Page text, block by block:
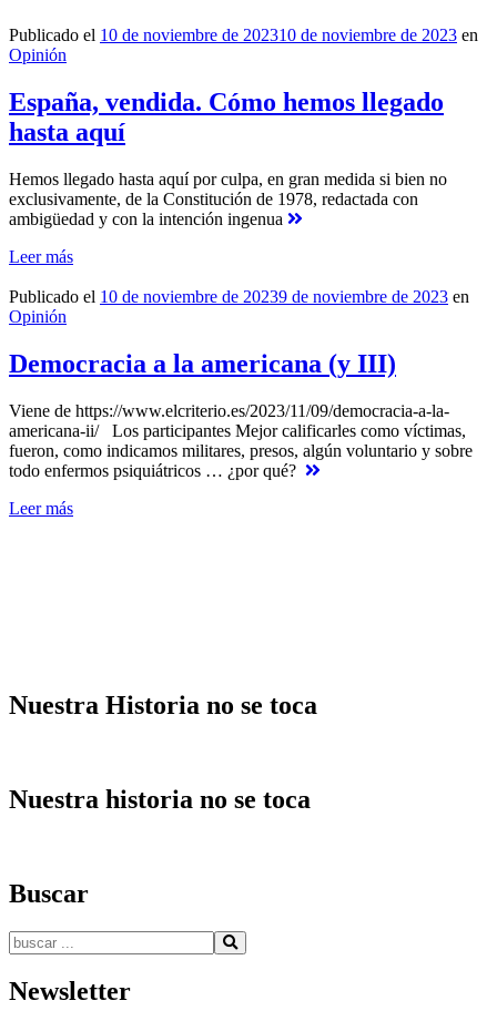
Publicado el 10 de noviembre de 202310 de noviembre de 2023 en
Opinión
España, vendida. Cómo hemos llegado
hasta aquí
Hemos llegado hasta aquí por culpa, en gran medida si bien no
exclusivamente, de la Constitución de 1978, redactada con
ambigüedad y con la intención ingenua
Leer más
Publicado el 10 de noviembre de 20239 de noviembre de 2023 en
Opinión
Democracia a la americana (y III)
Viene de https://www.elcriterio.es/2023/11/09/democracia-a-la-
americana-ii/ Los participantes Mejor calificarles como víctimas,
fueron, como indicamos militares, presos, algún voluntario y sobre
todo enfermos psiquiátricos … ¿por qué?
Leer más
Nuestra Historia no se toca
Nuestra historia no se toca
Buscar
Buscar:
Newsletter